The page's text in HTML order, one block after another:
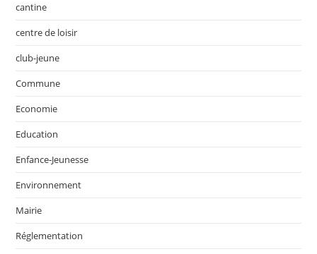
cantine
centre de loisir
club-jeune
Commune
Economie
Education
Enfance-Jeunesse
Environnement
Mairie
Réglementation